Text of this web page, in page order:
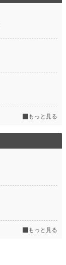
もっと見る
もっと見る